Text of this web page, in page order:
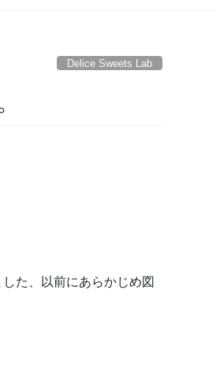
Delice Sweets Lab
た、以前にあらかじめ図